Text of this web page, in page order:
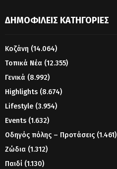
ΔΗΜΟΦΙΛΕΊΣ ΚΑΤΗΓΟΡΊΕΣ
Κοζάνη (14.064)
Τοπικά Νέα (12.355)
Γενικά (8.992)
Highlights (8.674)
Lifestyle (3.954)
Events (1.632)
Οδηγός πόλης – Προτάσεις (1.461)
Ζώδια (1.312)
Παιδί (1.130)